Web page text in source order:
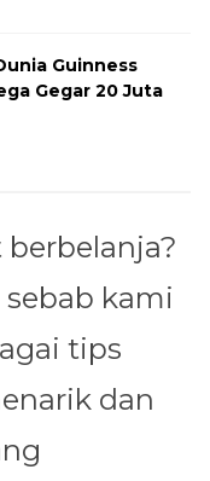
Guinness
Gegar 20 Juta
kami
tips
dan